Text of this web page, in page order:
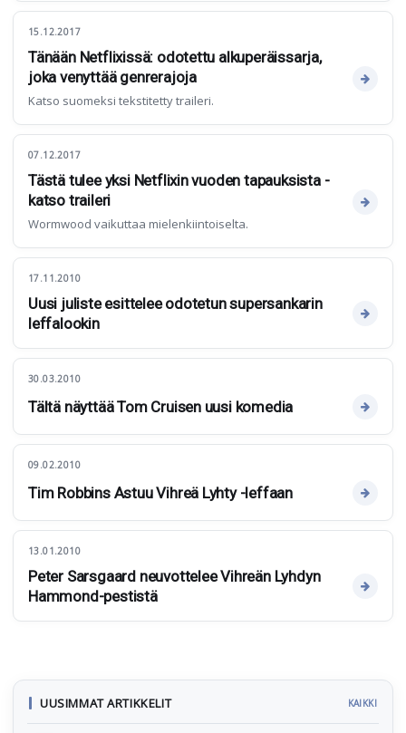
15.12.2017
Tänään Netflixissä: odotettu alkuperäissarja,
joka venyttää genrerajoja
Katso suomeksi tekstitetty traileri.
07.12.2017
Tästä tulee yksi Netflixin vuoden tapauksista -
katso traileri
Wormwood vaikuttaa mielenkiintoiselta.
17.11.2010
Uusi juliste esittelee odotetun supersankarin
leffalookin
30.03.2010
Tältä näyttää Tom Cruisen uusi komedia
09.02.2010
Tim Robbins Astuu Vihreä Lyhty -leffaan
13.01.2010
Peter Sarsgaard neuvottelee Vihreän Lyhdyn
Hammond-pestistä
UUSIMMAT ARTIKKELIT KAIKKI